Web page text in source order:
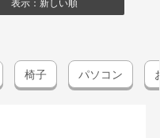
表示：新しい順
椅子 パソコン